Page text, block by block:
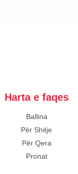
Harta e faqes
Ballina
Për Shitje
Për Qera
Pronat